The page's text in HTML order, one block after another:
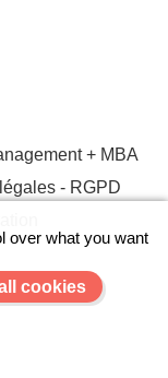
+ MBA
- RGPD
over what you want
cookies